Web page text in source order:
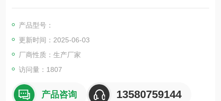
产品型号：
更新时间：2025-06-03
厂商性质：生产厂家
访问量：1807
产品咨询 13580759144